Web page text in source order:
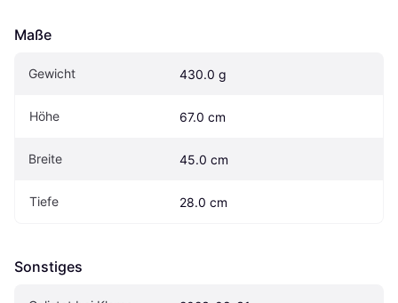
Maße
Gewicht 430.0 g
Höhe 67.0 cm
Breite 45.0 cm
Tiefe 28.0 cm
Sonstiges